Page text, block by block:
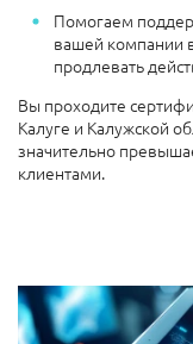
Помогаем
вашей компании
продлевать
Вы проходите
Калуге и Калужской
значительно
клиентами.